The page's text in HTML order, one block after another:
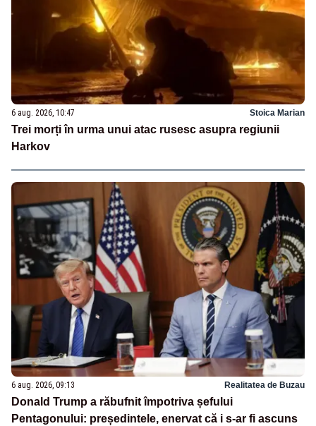
6 aug. 2026, 10:47 Stoica Marian
Trei morți în urma unui atac rusesc asupra regiunii
Harkov
6 aug. 2026, 09:13 Realitatea de Buzau
Donald Trump a răbufnit împotriva șefului
Pentagonului: președintele, enervat că i s-ar fi ascuns